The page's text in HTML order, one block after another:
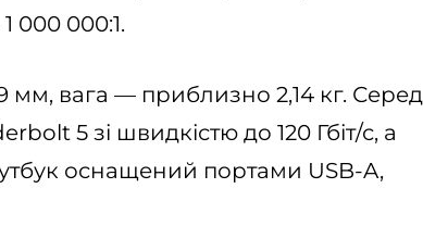
000 000:1.
мм, вага — приблизно 2,14 кг. Серед
5 зі швидкістю до 120 Гбіт/с, а
оснащений портами USB-A,